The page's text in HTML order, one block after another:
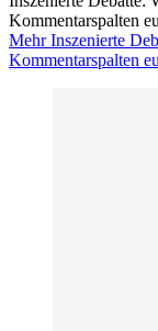
Kommentarspalten
Mehr Inszenierte
Kommentarspalten